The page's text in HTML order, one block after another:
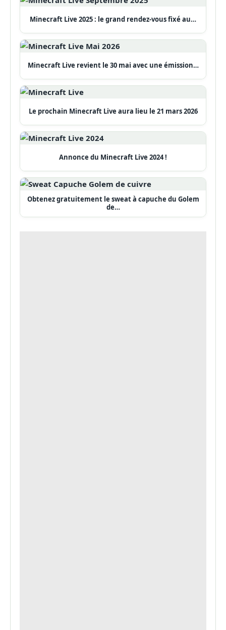
Minecraft Live 2025 : le grand rendez-vous fixé au…
Minecraft Live revient le 30 mai avec une émission…
Le prochain Minecraft Live aura lieu le 21 mars 2026
Annonce du Minecraft Live 2024 !
Obtenez gratuitement le sweat à capuche du Golem
de…